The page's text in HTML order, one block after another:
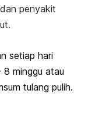
penyakit
setiap hari
8 minggu atau
tulang pulih.